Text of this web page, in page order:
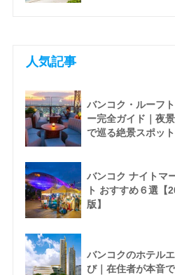
人気記事
バンコク・ルーフ
ー完全ガイド｜夜
で巡る絶景スポッ
バンコク ナイトマ
ト おすすめ６選【
版】
バンコクのホテル
び｜在住者が本音